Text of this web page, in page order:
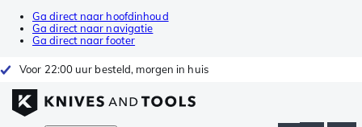
Ga direct naar hoofdinhoud
Ga direct naar navigatie
Ga direct naar footer
Voor 22:00 uur besteld, morgen in huis